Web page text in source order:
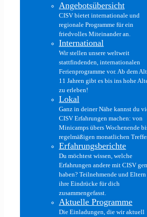
Angebotsübersicht
CISV bietet internationale und
regionale Programme für ein
friedvolles Miteinander an.
International
Wir stellen unsere weltweit
stattfindenden, internationalen
Ferienprogramme vor. Ab dem
11 Jahren gibt es bis ins hohe
zu erleben!
Lokal
Ganz in deiner Nähe kannst du
CISV Erfahrungen machen: von
Minicamps übers Wochenende
regelmäßigen monatlichen
Erfahrungsberichte
Du möchtest wissen, welche
Erfahrungen andere mit CISV
haben? Teilnehmende und
ihre Eindrücke für dich
zusammengefasst.
Aktuelle Programme
Die Einladungen, die wir aktuell